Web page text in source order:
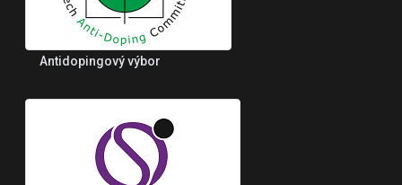
Antidopingový výbor